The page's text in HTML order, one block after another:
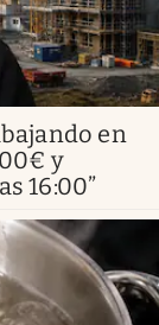
en
y
16:00”